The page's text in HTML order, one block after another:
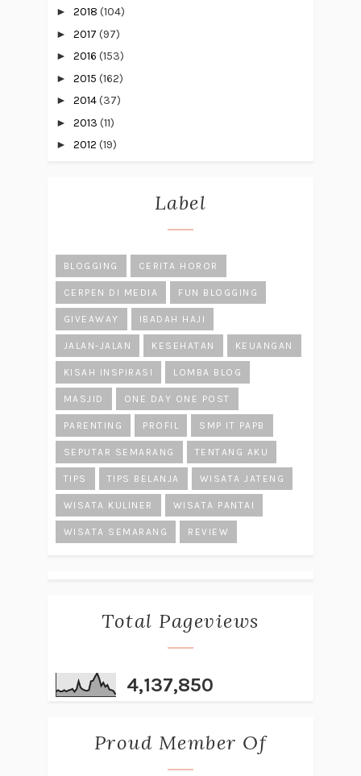
► 2018 (104)
► 2017 (97)
► 2016 (153)
► 2015 (162)
► 2014(37)
► 2013 (11)
► 2012 (19)
Label
BLOGGING CERITA HOROR
CERPEN DI MEDIA FUN BLOGGING
GIVEAWAY IBADAH HAJI
JALAN-JALAN KESEHATAN KEUANGAN
KISAH INSPIRASI LOMBA BLOG
MASJID ONE DAY ONE POST
PARENTING PROFIL SMP IT PAPB
SEPUTAR SEMARANG TENTANG AKU
TIPS TIPS BELANJA WISATA JATENG
WISATA KULINER WISATA PANTAI
WISATA SEMARANG REVIEW
Total Pageviews
4,137,850
Proud Member Of